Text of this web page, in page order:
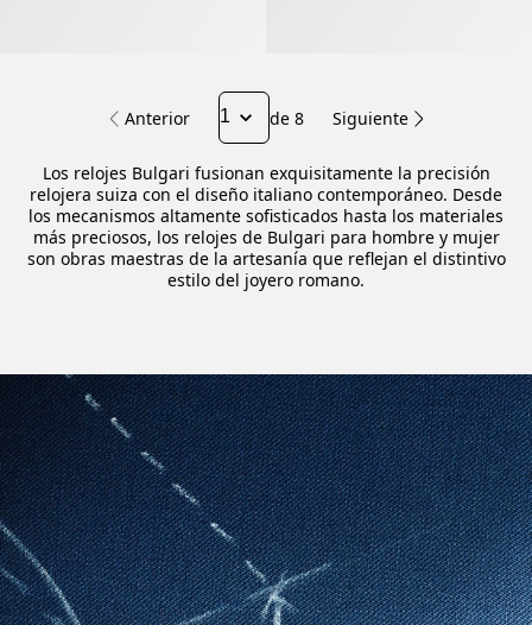
Anterior de 8 Siguiente
Los relojes Bulgari fusionan exquisitamente la precisión
relojera suiza con el diseño italiano contemporáneo. Desde
los mecanismos altamente sofisticados hasta los materiales
más preciosos, los relojes de Bulgari para hombre y mujer
son obras maestras de la artesanía que reflejan el distintivo
estilo del joyero romano.